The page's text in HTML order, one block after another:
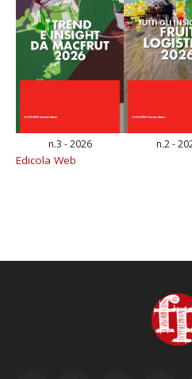
n.3 - 2026 n.2 -
Edicola Web